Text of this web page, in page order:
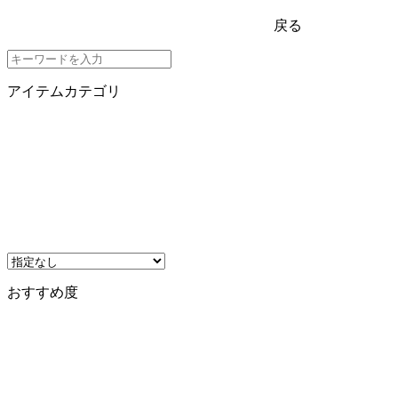
戻る
アイテムカテゴリ
おすすめ度